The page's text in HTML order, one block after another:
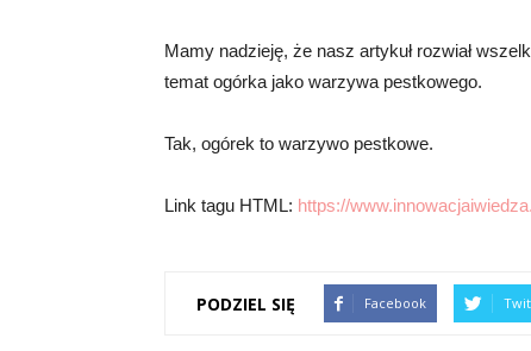
Mamy nadzieję, że nasz artykuł rozwiał
temat ogórka jako warzywa pestkowego.
Tak, ogórek to warzywo pestkowe.
Link tagu HTML: https://
PODZIEL SIĘ Facebook